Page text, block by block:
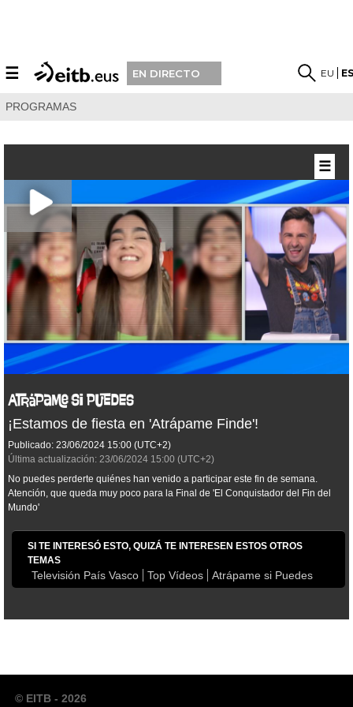
☰ EN DIRECTO EU
PROGRAMAS
¡Estamos de fiesta en 'Atrápame Finde'!
Publicado: 23/06/2024 15:00 (UTC+2)
Última actualización: 23/06/2024 15:00 (UTC+2)
No puedes perderte quiénes han venido a participar este fin de semana.
Atención, que queda muy poco para la Final de 'El Conquistador del Fin del
Mundo'
SI TE INTERESÓ ESTO, QUIZÁ TE INTERESEN ESTOS OTROS
TEMAS
Televisión País Vasco Top Vídeos Atrápame si Puedes
☰
© EITB - 2026